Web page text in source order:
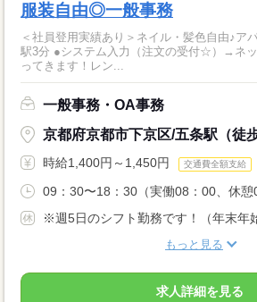
服装自由◎一般事務
＜社員登用実績あり＞ネイル・髪色自由♪
駅3分 ●システム入力（注文の受付☆）→ネット・TELから注文が入
ってきます！レン...
一般事務・OA事務
京都府京都市下京区/五条駅（徒
時給1,400円～1,450円 交通費全額支給
09：30〜18：30（実働08：00、休憩
※週5日のシフト勤務です！（年末年
もっと見る
求人詳細を見る